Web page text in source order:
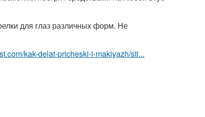
для глаз различных форм. Не
kak-delat-pricheski-i-makiyazh/sti...